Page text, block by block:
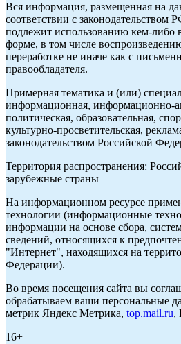
Вся информация, размещенная на
соответствии с законодательством
подлежит использованию кем-либо
форме, в том числе
переработке не иначе как с
правообладателя.
Примерная тематика и (или)
информационная, информационно-
политическая, образовательная,
культурно-просветительская,
законодательством Российской
Территория распространения:
зарубежные страны
На информационном ресурсе
технологии (информационные
информации на основе сбора,
сведений, относящихся к
"Интернет", находящихся на
Федерации).
Во время посещения сайта вы
обрабатываем ваши персональные
метрик Яндекс Метрика, top.mail.ru,
16+